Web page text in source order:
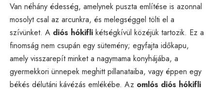
Van néhány édesség, amelynek puszta említése is azonnal
mosolyt csal az arcunkra, és melegséggel tölti el a
szívünket. A diós hókifli kétségkívül közéjük tartozik. Ez a
finomság nem csupán egy sütemény; egyfajta időkapu,
amely visszarepít minket a nagymama konyhájába, a
gyermekkori ünnepek meghitt pillanataiba, vagy éppen egy
békés délutáni kávézás emlékébe. Az omlós diós hókifli